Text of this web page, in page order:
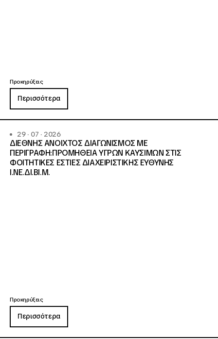
Προκηρύξεις
Περισσότερα
29 · 07 · 2026
ΔΙΕΘΝΗΣ ΑΝΟΙΧΤΟΣ ΔΙΑΓΩΝΙΣΜΟΣ ΜΕ
ΠΕΡΙΓΡΑΦΗ:ΠΡΟΜΗΘΕΙΑ ΥΓΡΩΝ ΚΑΥΣΙΜΩΝ ΣΤΙΣ
ΦΟΙΤΗΤΙΚΕΣ ΕΣΤΙΕΣ ΔΙΑΧΕΙΡΙΣΤΙΚΗΣ ΕΥΘΥΝΗΣ
Ι.ΝΕ.ΔΙ.ΒΙ.Μ.
Προκηρύξεις
Περισσότερα